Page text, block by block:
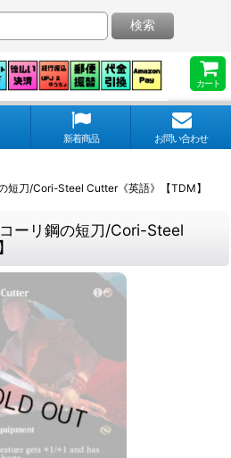
カート
検索
新着商品 お問い合わせ
刀/Cori-Steel Cutter《英語》【TDM】
ーリ鋼の短刀/Cori-Steel